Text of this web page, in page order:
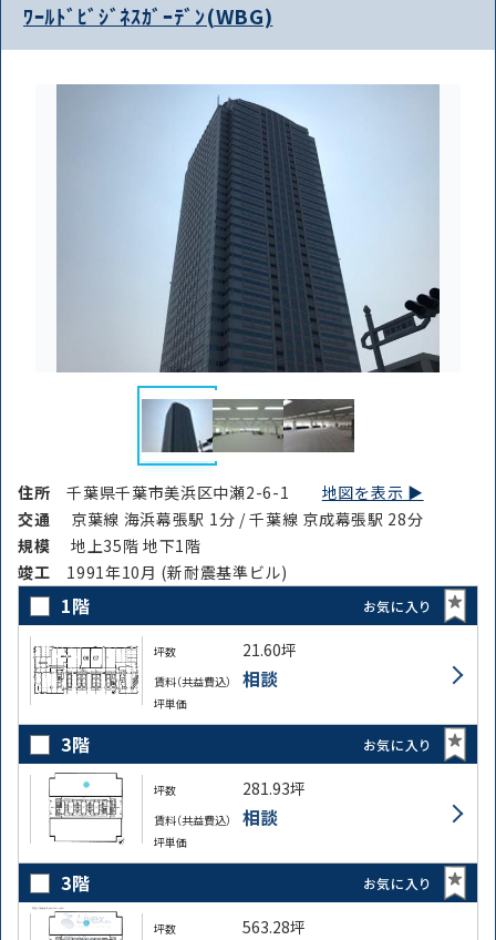
から探す
条件を絞り込む
ﾜｰﾙﾄﾞﾋﾞｼﾞﾈｽｶﾞｰﾃﾞﾝ(WBG)
住所千葉県千葉市美浜区中瀬2-6-1 地図を表示 ▶︎
交通
京葉線 海浜幕張駅 1分 / 千葉線 京成幕張駅 28分
規模
地上35階 地下1階
竣⼯ 1991年10月 (新耐震基準ビル)
1階 お気に入り
坪数 21.60坪
賃料（共益費込） 相談
坪単価
3階 お気に入り
坪数 281.93坪
賃料（共益費込） 相談
坪単価
3階 お気に入り
坪数 563.28坪